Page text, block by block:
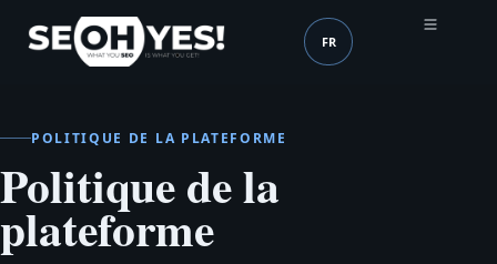
SEOH Langue (mobile
FR
POLITIQUE DE LA PLATEFORME
Politique de la
plateforme